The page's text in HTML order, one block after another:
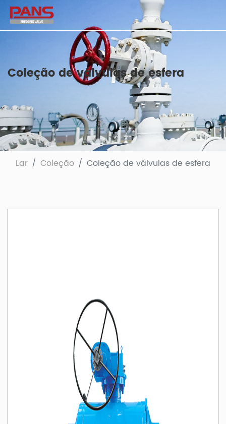
Coleção de válvulas de esfera
Lar Coleção Coleção de válvulas de esfera